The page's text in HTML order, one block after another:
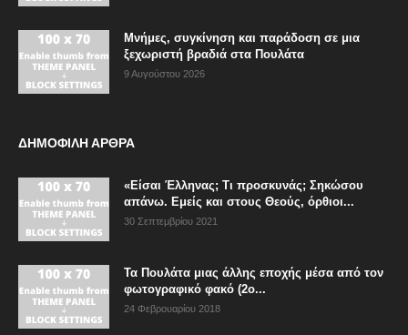
Μνήμες, συγκίνηση και παράδοση σε μια
ξεχωριστή βραδιά στα Πουλάτα
9 Αυγούστου 2026
ΔΗΜΟΦΙΛΗ ΑΡΘΡΑ
«Είσαι Έλληνας; Τι προσκυνάς; Σηκώσου
απάνω. Εμείς και στους Θεούς, όρθιοι...
30 Σεπτεμβρίου 2021
Τα Πουλάτα μιας άλλης εποχής μέσα από τον
φωτογραφικό φακό (2ο...
24 Φεβρουαρίου 2018